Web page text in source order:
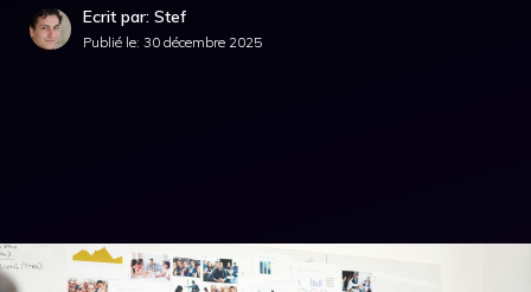
Ecrit par: Stef
Publié le: 30 décembre 2025